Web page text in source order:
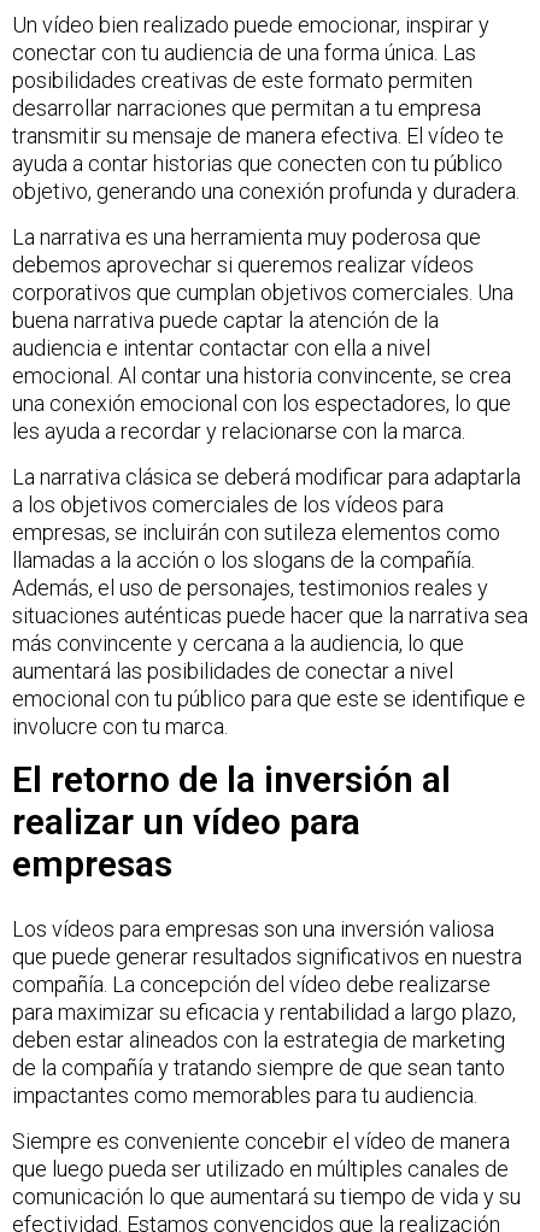
Un vídeo bien realizado puede emocionar, inspirar y
conectar con tu audiencia de una forma única. Las
posibilidades creativas de este formato permiten
desarrollar narraciones que permitan a tu empresa
transmitir su mensaje de manera efectiva. El vídeo te
ayuda a contar historias que conecten con tu público
objetivo, generando una conexión profunda y duradera.
La narrativa es una herramienta muy poderosa que
debemos aprovechar si queremos realizar vídeos
corporativos que cumplan objetivos comerciales. Una
buena narrativa puede captar la atención de la
audiencia e intentar contactar con ella a nivel
emocional. Al contar una historia convincente, se crea
una conexión emocional con los espectadores, lo que
les ayuda a recordar y relacionarse con la marca.
La narrativa clásica se deberá modificar para adaptarla
a los objetivos comerciales de los vídeos para
empresas, se incluirán con sutileza elementos como
llamadas a la acción o los slogans de la compañía.
Además, el uso de personajes, testimonios reales y
situaciones auténticas puede hacer que la narrativa sea
más convincente y cercana a la audiencia, lo que
aumentará las posibilidades de conectar a nivel
emocional con tu público para que este se identifique e
involucre con tu marca.
El retorno de la inversión al
realizar un vídeo para
empresas
Los vídeos para empresas son una inversión valiosa
que puede generar resultados significativos en nuestra
compañía. La concepción del vídeo debe realizarse
para maximizar su eficacia y rentabilidad a largo plazo,
deben estar alineados con la estrategia de marketing
de la compañía y tratando siempre de que sean tanto
impactantes como memorables para tu audiencia.
Siempre es conveniente concebir el vídeo de manera
que luego pueda ser utilizado en múltiples canales de
comunicación lo que aumentará su tiempo de vida y su
efectividad. Estamos convencidos que la realización